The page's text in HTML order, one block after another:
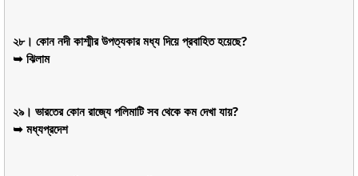
২৮। কোন নদী কাশ্মীর উপত্যকার মধ্য দিয়ে প্রবাহিত হয়েছে?
➥ ঝিলাম
২৯। ভারতের কোন রাজ্যে পলিমাটি সব থেকে কম দেখা যায়?
➥ মধ্যপ্রদেশ